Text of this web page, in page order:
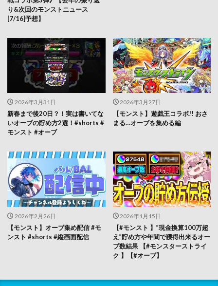
り&次回のモンストニュース
[7/16]予想】
2026年3月31日
新春まで後20日？！実は書いてな
いオーブの貯め方2選！#shorts #
モンスト #オーブ
2026年3月27日
【モンスト】遊戯王コラボ!! おさ
まる…オーブを集める編
2026年2月26日
【モンスト】オーブ集め配信 #モ
ンスト #shorts #縦画面配信
2026年1月15日
【#モンスト 】”現金換算100万超
え”貯め方や年間で獲得出来るオー
ブ数結果 【#モンスターストライ
ク 】【#オーブ】